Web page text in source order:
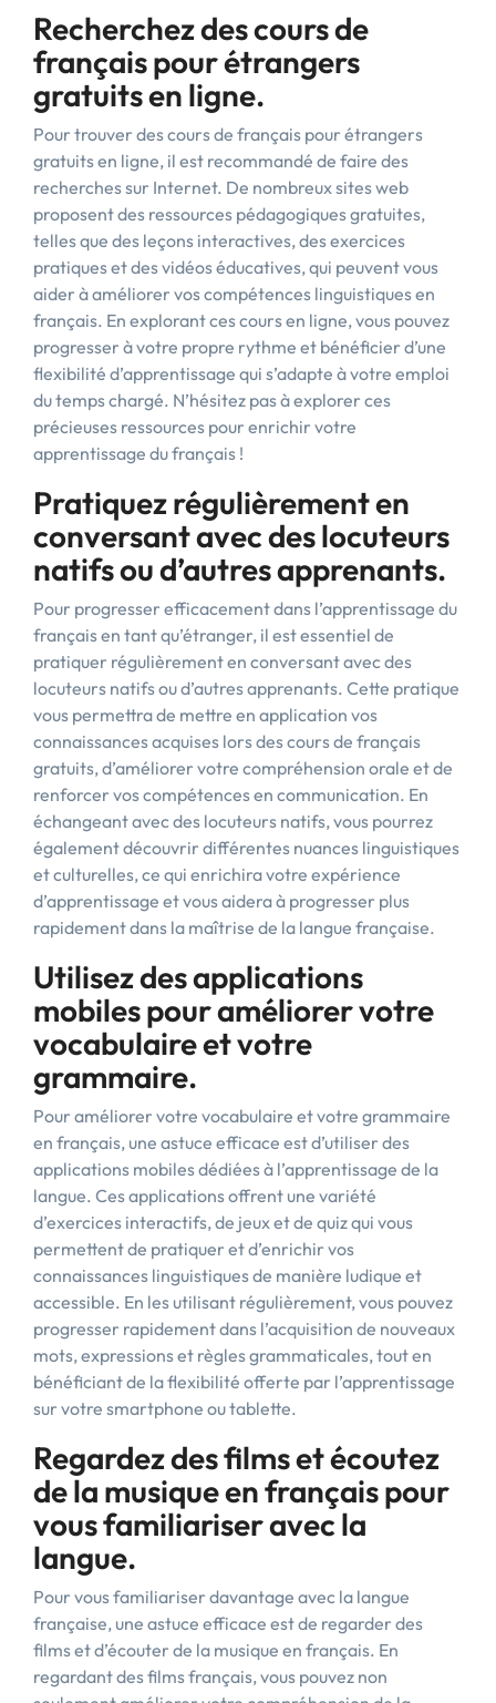
Recherchez des cours de
français pour étrangers
gratuits en ligne.
Pour trouver des cours de français pour étrangers
gratuits en ligne, il est recommandé de faire des
recherches sur Internet. De nombreux sites web
proposent des ressources pédagogiques gratuites,
telles que des leçons interactives, des exercices
pratiques et des vidéos éducatives, qui peuvent vous
aider à améliorer vos compétences linguistiques en
français. En explorant ces cours en ligne, vous pouvez
progresser à votre propre rythme et bénéficier d’une
flexibilité d’apprentissage qui s’adapte à votre emploi
du temps chargé. N’hésitez pas à explorer ces
précieuses ressources pour enrichir votre
apprentissage du français !
Pratiquez régulièrement en
conversant avec des locuteurs
natifs ou d’autres apprenants.
Pour progresser efficacement dans l’apprentissage du
français en tant qu’étranger, il est essentiel de
pratiquer régulièrement en conversant avec des
locuteurs natifs ou d’autres apprenants. Cette pratique
vous permettra de mettre en application vos
connaissances acquises lors des cours de français
gratuits, d’améliorer votre compréhension orale et de
renforcer vos compétences en communication. En
échangeant avec des locuteurs natifs, vous pourrez
également découvrir différentes nuances linguistiques
et culturelles, ce qui enrichira votre expérience
d’apprentissage et vous aidera à progresser plus
rapidement dans la maîtrise de la langue française.
Utilisez des applications
mobiles pour améliorer votre
vocabulaire et votre
grammaire.
Pour améliorer votre vocabulaire et votre grammaire
en français, une astuce efficace est d’utiliser des
applications mobiles dédiées à l’apprentissage de la
langue. Ces applications offrent une variété
d’exercices interactifs, de jeux et de quiz qui vous
permettent de pratiquer et d’enrichir vos
connaissances linguistiques de manière ludique et
accessible. En les utilisant régulièrement, vous pouvez
progresser rapidement dans l’acquisition de nouveaux
mots, expressions et règles grammaticales, tout en
bénéficiant de la flexibilité offerte par l’apprentissage
sur votre smartphone ou tablette.
Regardez des films et écoutez
de la musique en français pour
vous familiariser avec la
langue.
Pour vous familiariser davantage avec la langue
française, une astuce efficace est de regarder des
films et d’écouter de la musique en français. En
regardant des films français, vous pouvez non